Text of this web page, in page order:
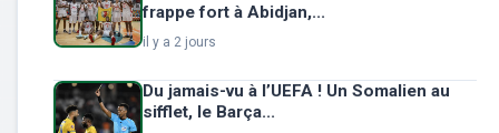
frappe fort à Abidjan,...
il y a 2 jours
Du jamais-vu à l’UEFA ! Un Somalien au
sifflet, le Barça...